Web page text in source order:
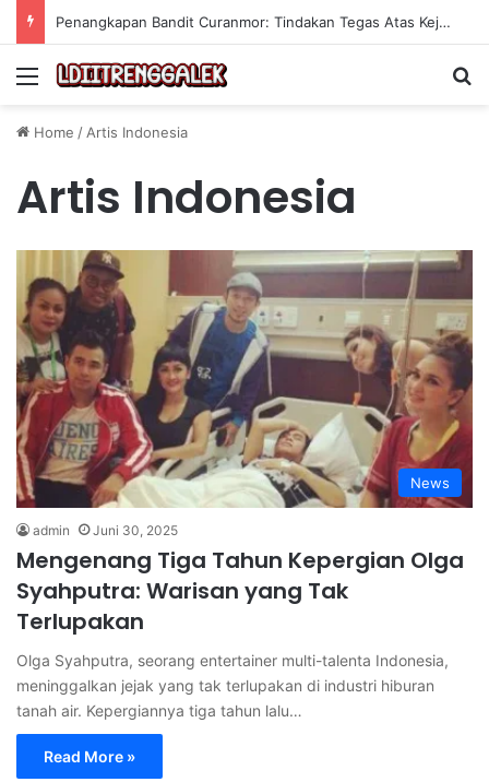
Penangkapan Bandit Curanmor: Tindakan Tegas Atas Kejahatan Sepeda Motor
Menu
Home / Artis Indonesia
Artis Indonesia
News
admin Juni 30, 2025
Mengenang Tiga Tahun Kepergian Olga
Syahputra: Warisan yang Tak
Terlupakan
Olga Syahputra, seorang entertainer multi-talenta Indonesia,
meninggalkan jejak yang tak terlupakan di industri hiburan
tanah air. Kepergiannya tiga tahun lalu…
Read More »